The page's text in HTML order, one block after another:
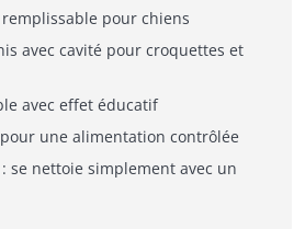
pour chiens
avec cavité pour croquettes et
avec effet éducatif
une alimentation contrôlée
se nettoie simplement avec un